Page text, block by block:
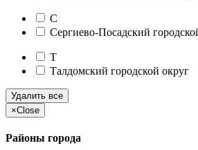
С
Сергиево-Посадский
Т
Талдомский городской округ
Удалить все
×Close
Районы города